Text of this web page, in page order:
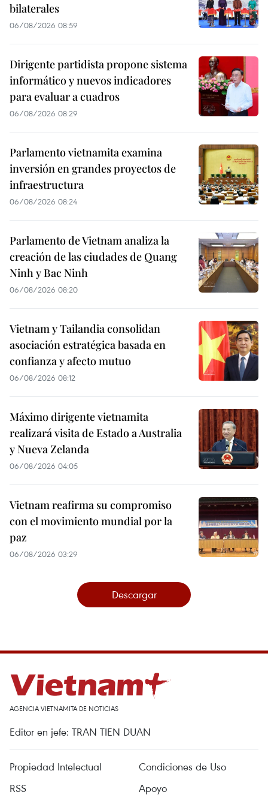
bilaterales
06/08/2026 08:59
Dirigente partidista propone sistema
informático y nuevos indicadores
para evaluar a cuadros
06/08/2026 08:29
Parlamento vietnamita examina
inversión en grandes proyectos de
infraestructura
06/08/2026 08:24
Parlamento de Vietnam analiza la
creación de las ciudades de Quang
Ninh y Bac Ninh
06/08/2026 08:20
Vietnam y Tailandia consolidan
asociación estratégica basada en
confianza y afecto mutuo
06/08/2026 08:12
Máximo dirigente vietnamita
realizará visita de Estado a Australia
y Nueva Zelanda
06/08/2026 04:05
Vietnam reafirma su compromiso
con el movimiento mundial por la
paz
06/08/2026 03:29
Descargar
AGENCIA VIETNAMITA DE NOTICIAS
Editor en jefe: TRAN TIEN DUAN
Propiedad Intelectual
Condiciones de Uso
RSS
Apoyo